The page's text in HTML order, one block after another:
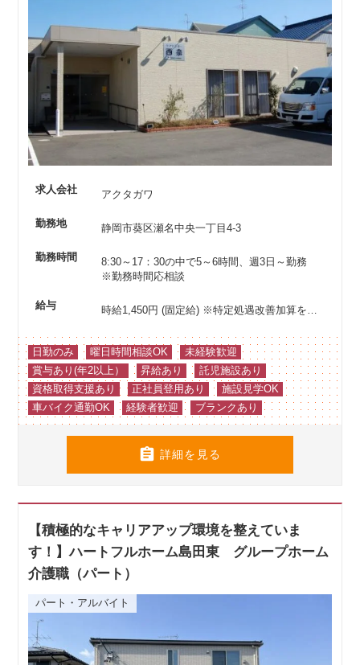
求人会社 アクタガワ
勤務地 静岡市葵区瀬名中央一丁目4-3
勤務時間
8:30～17：30の中で5～6時間、週3日～勤務
※勤務時間応相談
給与 時給1,450円 (固定給) ※特定処遇改善加算を含む
日勤のみ 曜日時間相談OK
未経験歓迎
賞与あり(年2以上）
昇給あり
託児施設あり
資格取得支援あり
正社員登用あり
施設見学OK
車バイク通勤OK
経験者歓迎 ブランクあり
 詳細を見る
【積極的なキャリアアップ環境を整えていま
す！】ハートフルホーム島田東 グループホーム
介護職（パート）
パート・アルバイト